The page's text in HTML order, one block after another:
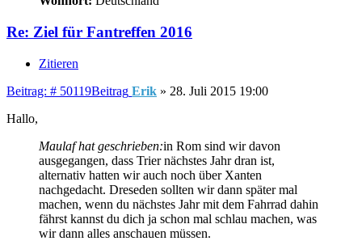
Re: Ziel für Fantreffen 2016
Zitieren
Beitrag: # 50119Beitrag Erik » 28. Juli 2015 19:00
Hallo,
Maulaf hat geschrieben:in Rom sind wir davon
ausgegangen, dass Trier nächstes Jahr dran ist,
alternativ hatten wir auch noch über Xanten
nachgedacht. Dreseden sollten wir dann später mal
machen, wenn du nächstes Jahr mit dem Fahrrad dahin
fährst kannst du dich ja schon mal schlau machen, was
wir dann alles anschauen müssen.